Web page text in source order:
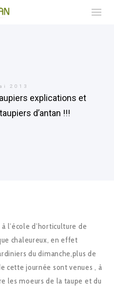
2013
explications et
d’antan !!!
l’école d’horticulture de
chaleureux, en effet
du dimanche,plus de
cette journée sont venues , à
les moeurs de la taupe et du